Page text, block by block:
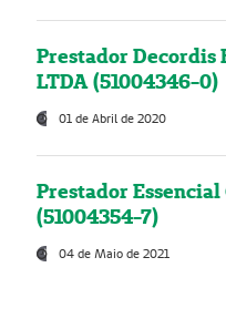
Prestador Decordis
LTDA (51004346-0)
01 de Abril de 2020
Prestador
(51004354-7)
04 de Maio de 2021